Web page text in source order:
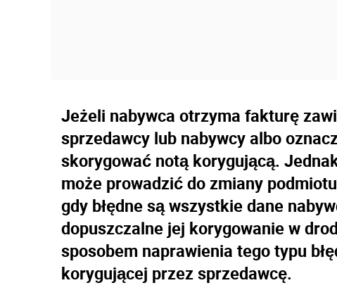
Jeżeli nabywca otrzyma fakturę
sprzedawcy lub nabywcy albo
skorygować notą korygującą.
może prowadzić do zmiany
gdy błędne są wszystkie dane
dopuszczalne jej korygowanie w
sposobem naprawienia tego typu
korygującej przez sprzedawcę.